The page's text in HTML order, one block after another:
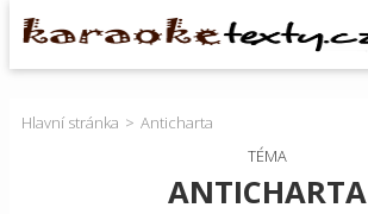
Hlavní stránka
Anticharta
TÉMA
ANTICHARTA